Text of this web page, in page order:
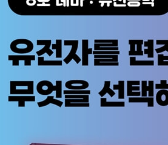
> SF로 생각해 보는 복제인간 _ SF플러
시, 하늘이 열린다 _ 이정문
로봇 삐뽀 _ 이정문
책 > 요즘 SF _ SF플러스알파